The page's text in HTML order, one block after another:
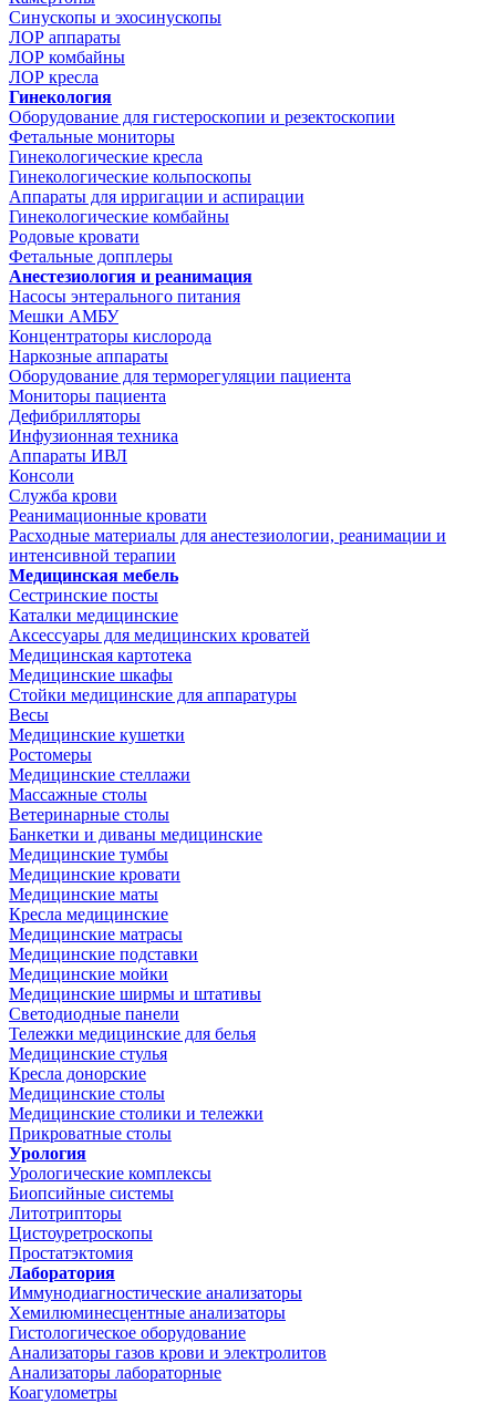
Синускопы и эхосинускопы
ЛОР аппараты
ЛОР комбайны
ЛОР кресла
Гинекология
Оборудование для гистероскопии и резектоскопии
Фетальные мониторы
Гинекологические кресла
Гинекологические кольпоскопы
Аппараты для ирригации и аспирации
Гинекологические комбайны
Родовые кровати
Фетальные допплеры
Анестезиология и реанимация
Насосы энтерального питания
Мешки АМБУ
Концентраторы кислорода
Наркозные аппараты
Оборудование для терморегуляции пациента
Мониторы пациента
Дефибрилляторы
Инфузионная техника
Аппараты ИВЛ
Консоли
Служба крови
Реанимационные кровати
Расходные материалы для анестезиологии, реанимации и
интенсивной терапии
Медицинская мебель
Сестринские посты
Каталки медицинские
Аксессуары для медицинских кроватей
Медицинская картотека
Медицинские шкафы
Стойки медицинские для аппаратуры
Весы
Медицинские кушетки
Ростомеры
Медицинские стеллажи
Массажные столы
Ветеринарные столы
Банкетки и диваны медицинские
Медицинские тумбы
Медицинские кровати
Медицинские маты
Кресла медицинские
Медицинские матрасы
Медицинские подставки
Медицинские мойки
Медицинские ширмы и штативы
Светодиодные панели
Тележки медицинские для белья
Медицинские стулья
Кресла донорские
Медицинские столы
Медицинские столики и тележки
Прикроватные столы
Урология
Урологические комплексы
Биопсийные системы
Литотрипторы
Цистоуретроскопы
Простатэктомия
Лаборатория
Иммунодиагностические анализаторы
Хемилюминесцентные анализаторы
Гистологическое оборудование
Анализаторы газов крови и электролитов
Анализаторы лабораторные
Коагулометры